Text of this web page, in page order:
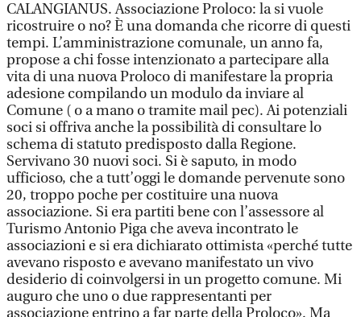
CALANGIANUS. Associazione Proloco: la si vuole
ricostruire o no? È una domanda che ricorre di questi
tempi. L’amministrazione comunale, un anno fa,
propose a chi fosse intenzionato a partecipare alla
vita di una nuova Proloco di manifestare la propria
adesione compilando un modulo da inviare al
Comune ( o a mano o tramite mail pec). Ai potenziali
soci si offriva anche la possibilità di consultare lo
schema di statuto predisposto dalla Regione.
Servivano 30 nuovi soci. Si è saputo, in modo
ufficioso, che a tutt’oggi le domande pervenute sono
20, troppo poche per costituire una nuova
associazione. Si era partiti bene con l’assessore al
Turismo Antonio Piga che aveva incontrato le
associazioni e si era dichiarato ottimista «perché tutte
avevano risposto e avevano manifestato un vivo
desiderio di coinvolgersi in un progetto comune. Mi
auguro che uno o due rappresentanti per
associazione entrino a far parte della Proloco». Ma